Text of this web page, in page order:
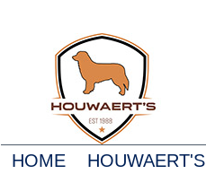
HOME HOUWAERT'S